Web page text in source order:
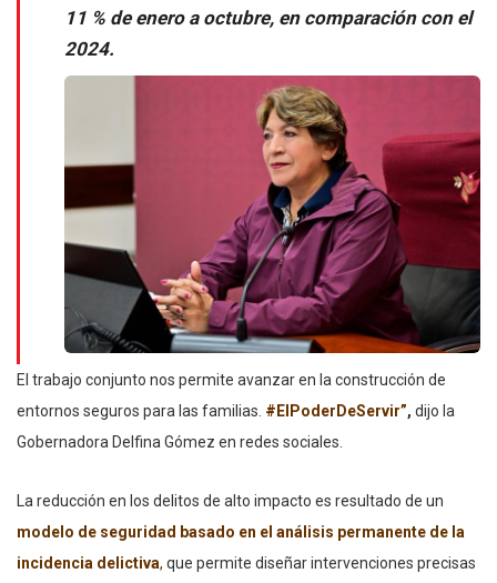
11 % de enero a octubre, en comparación con el
2024.
El trabajo conjunto nos permite avanzar en la construcción de
entornos seguros para las familias. #ElPoderDeServir”, dijo la
Gobernadora Delfina Gómez en redes sociales.
La reducción en los delitos de alto impacto es resultado de un
modelo de seguridad basado en el análisis permanente de la
incidencia delictiva, que permite diseñar intervenciones precisas